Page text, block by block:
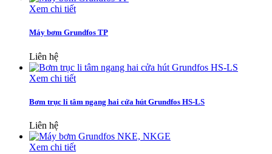
Xem chi tiết
Máy bơm Grundfos TP
Liên hệ
Xem chi tiết
Bơm trục li tâm ngang hai cửa hút Grundfos HS-LS
Liên hệ
Xem chi tiết